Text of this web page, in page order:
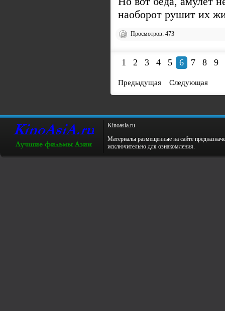
наоборот рушит их
Просмотров: 473
1 2 3 4 5 6 7 8 9
Предыдущая Следующая
Kinoаsiа.ru
Материалы размещенные на сайте
исключительно для ознакомления.